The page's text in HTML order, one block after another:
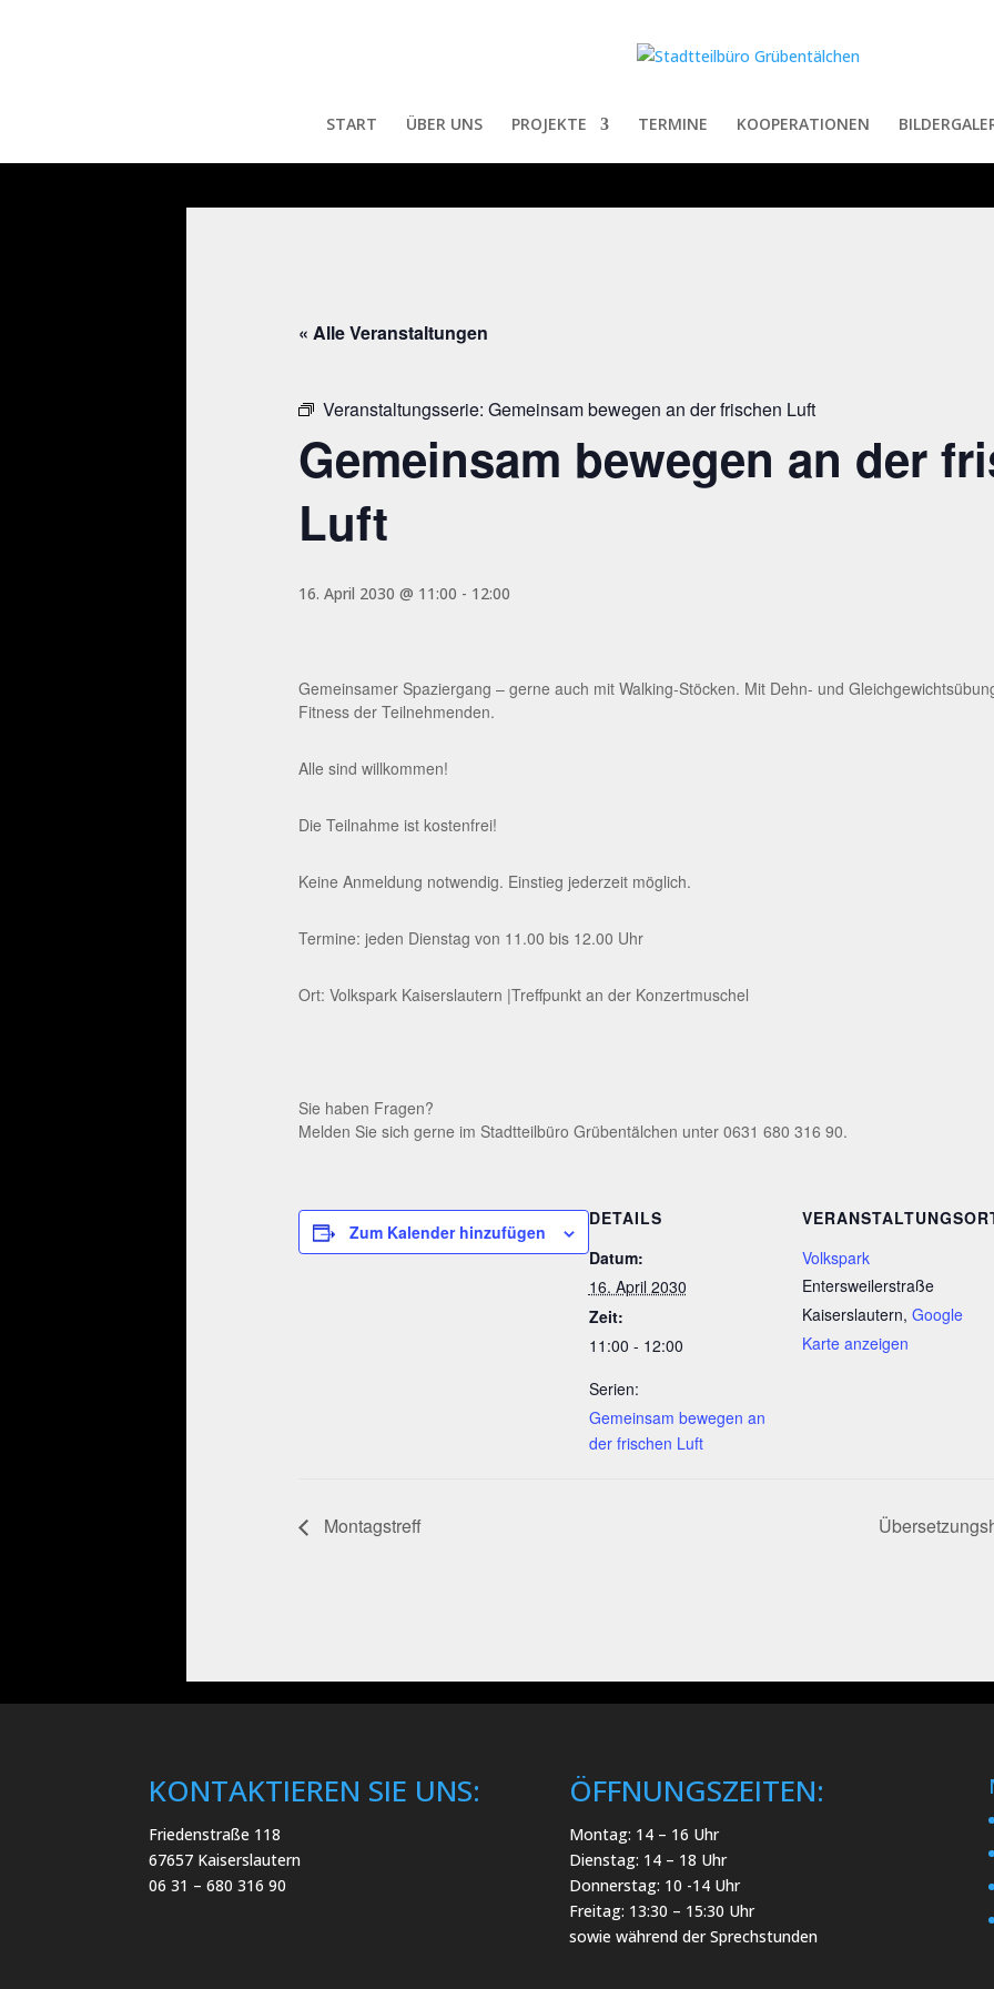
START ÜBER UNS PROJEKTE TERMINE KOOPERATIONEN
« Alle Veranstaltungen
Veranstaltungsserie: Gemeinsam bewegen an der frischen Luft
Gemeinsam bewegen an der
Luft
16. April 2030 @ 11:00 - 12:00
Gemeinsamer Spaziergang – gerne auch mit Walking-Stöcken. Mit Dehn- und
Fitness der Teilnehmenden.
Alle sind willkommen!
Die Teilnahme ist kostenfrei!
Keine Anmeldung notwendig. Einstieg jederzeit möglich.
Termine: jeden Dienstag von 11.00 bis 12.00 Uhr
Ort: Volkspark Kaiserslautern |Treffpunkt an der Konzertmuschel
Sie haben Fragen?
Melden Sie sich gerne im Stadtteilbüro Grübentälchen unter 0631 680 316 90.
Zum Kalender hinzufügen
DETAILS
Datum:
16. April 2030
Zeit:
11:00 - 12:00
Serien:
Gemeinsam bewegen an
der frischen Luft
Volkspark
Entersweilerstraße
Kaiserslautern, Google
Karte anzeigen
Montagstreff
KONTAKTIEREN SIE UNS:
Friedenstraße 118
67657 Kaiserslautern
06 31 – 680 316 90
ÖFFNUNGSZEITEN:
Montag: 14 – 16 Uhr
Dienstag: 14 – 18 Uhr
Donnerstag: 10 -14 Uhr
Freitag: 13:30 – 15:30 Uhr
sowie während der Sprechstunden